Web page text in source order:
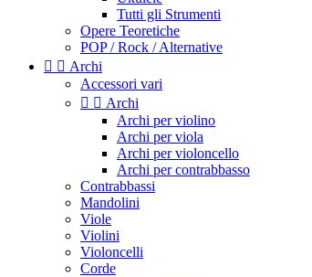
Tutti gli Strumenti
Opere Teoretiche
POP / Rock / Alternative
  Archi
Accessori vari
  Archi
Archi per violino
Archi per viola
Archi per violoncello
Archi per contrabbasso
Contrabbassi
Mandolini
Viole
Violini
Violoncelli
Corde